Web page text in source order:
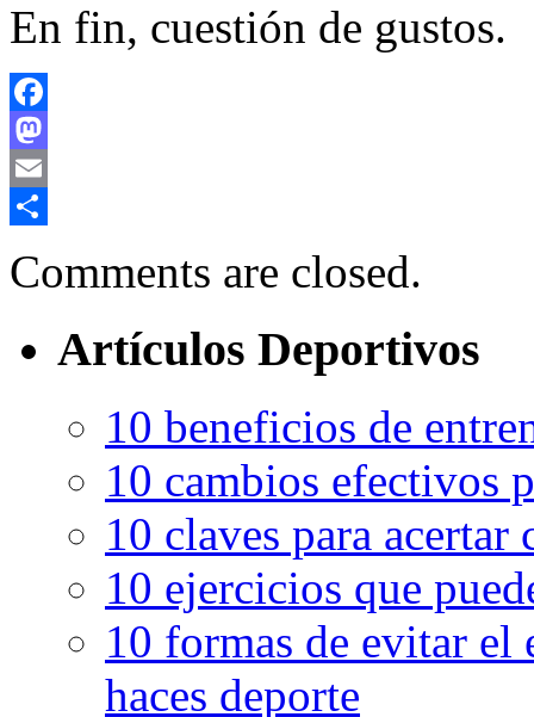
En fin, cuestión de gustos.
Facebook
Mastodon
Email
Comments are closed.
Artículos Deportivos
10 beneficios de
10 cambios efectivos
10 claves para
10 ejercicios que
10 formas de evitar
haces deporte